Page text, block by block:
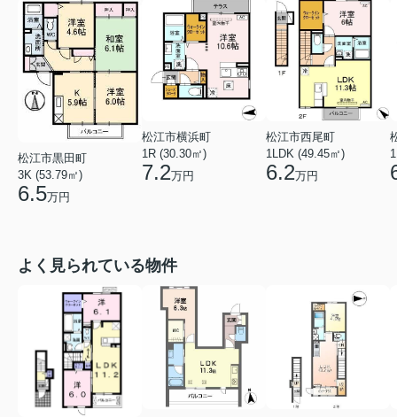
松江市黒田町
3K (53.79㎡)
6.5万円
松江市横浜町
1R (30.30㎡)
7.2万円
松江市西尾町
1LDK (49.45㎡)
6.2万円
よく見られている物件